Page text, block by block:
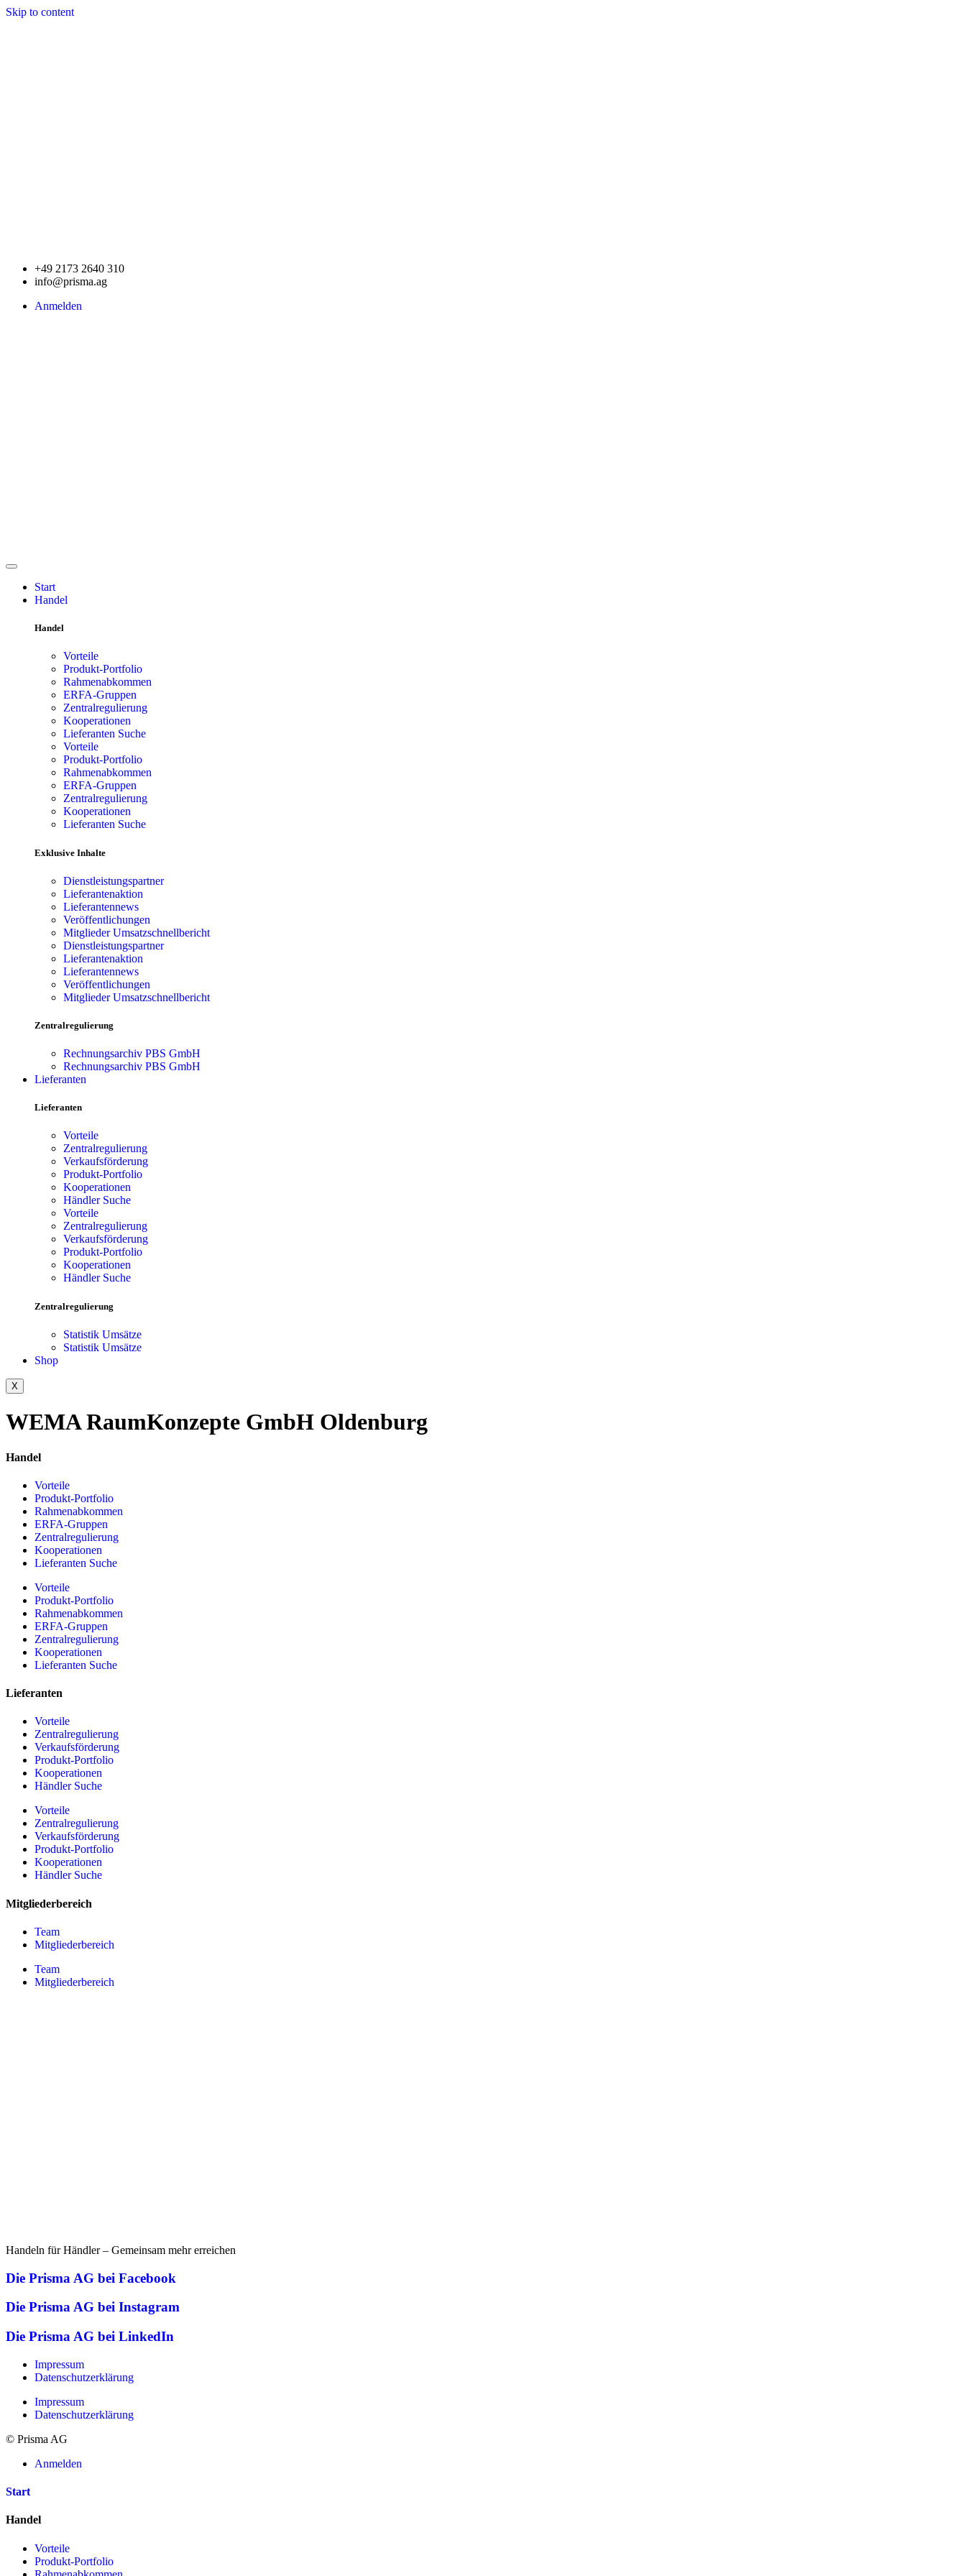
Skip to content
+49 2173 2640 310
info@prisma.ag
Anmelden
Start
Handel
Handel
Vorteile
Produkt-Portfolio
Rahmenabkommen
ERFA-Gruppen
Zentralregulierung
Kooperationen
Lieferanten Suche
Vorteile
Produkt-Portfolio
Rahmenabkommen
ERFA-Gruppen
Zentralregulierung
Kooperationen
Lieferanten Suche
Exklusive Inhalte
Dienstleistungspartner
Lieferantenaktion
Lieferantennews
Veröffentlichungen
Mitglieder Umsatzschnellbericht
Dienstleistungspartner
Lieferantenaktion
Lieferantennews
Veröffentlichungen
Mitglieder Umsatzschnellbericht
Zentralregulierung
Rechnungsarchiv PBS GmbH
Rechnungsarchiv PBS GmbH
Lieferanten
Lieferanten
Vorteile
Zentralregulierung
Verkaufsförderung
Produkt-Portfolio
Kooperationen
Händler Suche
Vorteile
Zentralregulierung
Verkaufsförderung
Produkt-Portfolio
Kooperationen
Händler Suche
Zentralregulierung
Statistik Umsätze
Statistik Umsätze
Shop
X
WEMA RaumKonzepte GmbH Oldenburg
Handel
Vorteile
Produkt-Portfolio
Rahmenabkommen
ERFA-Gruppen
Zentralregulierung
Kooperationen
Lieferanten Suche
Vorteile
Produkt-Portfolio
Rahmenabkommen
ERFA-Gruppen
Zentralregulierung
Kooperationen
Lieferanten Suche
Lieferanten
Vorteile
Zentralregulierung
Verkaufsförderung
Produkt-Portfolio
Kooperationen
Händler Suche
Vorteile
Zentralregulierung
Verkaufsförderung
Produkt-Portfolio
Kooperationen
Händler Suche
Mitgliederbereich
Team
Mitgliederbereich
Team
Mitgliederbereich
Handeln für Händler – Gemeinsam mehr erreichen
Die Prisma AG bei Facebook
Die Prisma AG bei Instagram
Die Prisma AG bei LinkedIn
Impressum
Datenschutzerklärung
Impressum
Datenschutzerklärung
© Prisma AG
Anmelden
Start
Handel
Vorteile
Produkt-Portfolio